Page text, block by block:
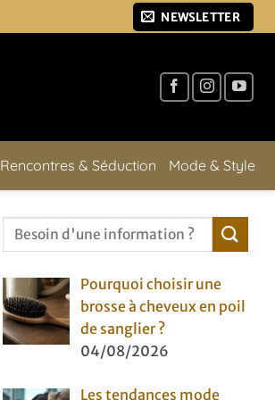
NEWSLETTER
Rencontres & Séduction Mode & Style
Pourquoi choisir une
brosse à cheveux en poil
de sanglier ?
04/08/2026
Les tendances mode